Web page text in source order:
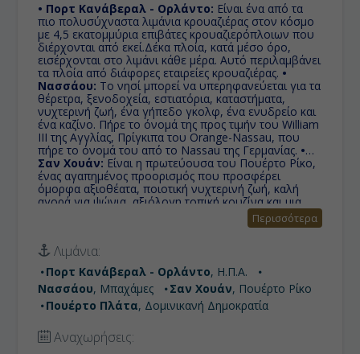
• Πορτ Κανάβεραλ - Ορλάντο: Είναι ένα από τα
πιο πολυσύχναστα λιμάνια κρουαζιέρας στον κόσμο
με 4,5 εκατομμύρια επιβάτες κρουαζιερόπλοιων που
διέρχονται από εκεί.Δέκα πλοία, κατά μέσο όρο,
εισέρχονται στο λιμάνι κάθε μέρα. Αυτό περιλαμβάνει
τα πλοία από διάφορες εταιρείες κρουαζιέρας. •
Νασσάου: Το νησί μπορεί να υπερηφανεύεται για τα
θέρετρα, ξενοδοχεία, εστιατόρια, καταστήματα,
νυχτερινή ζωή, ένα γήπεδο γκολφ, ένα ενυδρείο και
ένα καζίνο. Πήρε το όνομά της προς τιμήν του William
III της Αγγλίας, Πρίγκιπα του Orange-Nassau, που
πήρε το όνομά του από το Nassau της Γερμανίας. •
Σαν Χουάν:Είναι η πρωτεύουσα του Πουέρτο Ρίκο,
ένας αγαπημένος προορισμός που προσφέρει
όμορφα αξιοθέατα, ποιοτική νυχτερινή ζωή, καλή
αγορά για ψώνια, αξιόλογη τοπική κουζίνα και μια
κουλτούρα που θα σας κερδίσει από την πρώτη
Βρίσκεται βόρεια της
Δομινικανής Δημοκρατίας. Είναι η βορειότερη επαρχία
της Δομινικανής Δημοκρατίας και ένα μέρος του
βρίσκεται στους πρόποδες της βόρειας οροσειράς.
Είναι τόπος με συνεχώς αυξανόμενο αριθμό
τουριστών, κυρίως χάρη στις καλές του παραλίες.
Περισσότερα
Λιμάνια:
Πορτ Κανάβεραλ - Ορλάντο, Η.Π.Α.
Νασσάου, Μπαχάμες Σαν Χουάν, Πουέρτο Ρίκο
Πουέρτο Πλάτα, Δομινικανή Δημοκρατία
Αναχωρήσεις: